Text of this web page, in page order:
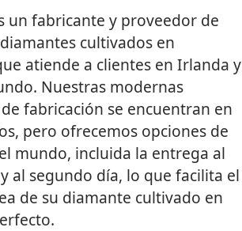
un fabricante y proveedor de
cultivados en
atiende a clientes en Irlanda y
Nuestras modernas
fabricación se encuentran en
pero ofrecemos opciones de
mundo, incluida la entrega al
al segundo día, lo que facilita el
de su diamante cultivado en